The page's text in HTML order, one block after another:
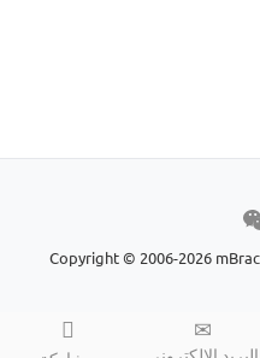
Copyright © 2006-2026